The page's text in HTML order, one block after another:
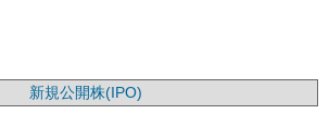
新規公開株(IPO)